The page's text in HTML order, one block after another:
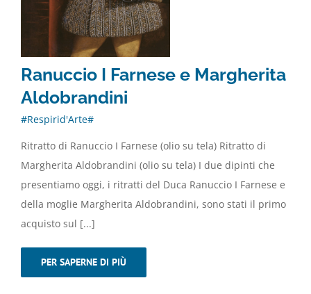
Ranuccio I Farnese e Margherita
Aldobrandini
#Respirid'Arte#
Ritratto di Ranuccio I Farnese (olio su tela) Ritratto di
Margherita Aldobrandini (olio su tela) I due dipinti che
presentiamo oggi, i ritratti del Duca Ranuccio I Farnese e
della moglie Margherita Aldobrandini, sono stati il primo
acquisto sul [...]
PER SAPERNE DI PIÙ